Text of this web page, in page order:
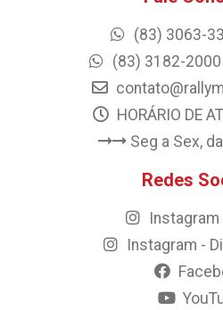
(83) 3063-
(83) 3182-
HORÁRIO DE
Seg a Sex,
Redes
Instagram -